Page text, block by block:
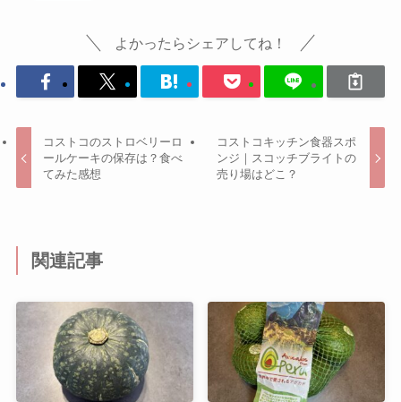
よかったらシェアしてね！
コストコのストロベリーロ
ールケーキの保存は？食べ
てみた感想
コストコキッチン食器スポ
ンジ｜スコッチブライトの
売り場はどこ？
関連記事